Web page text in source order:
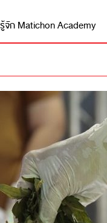
รู้จัก Matichon Academy